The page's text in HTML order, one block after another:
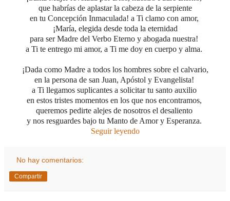
que habrías de aplastar la cabeza de la serpiente
en tu Concepción Inmaculada! a Ti clamo con amor,
¡María, elegida desde toda la eternidad
para ser Madre del Verbo Eterno y abogada nuestra!
a Ti te entrego mi amor, a Ti me doy en cuerpo y alma.
¡Dada como Madre a todos los hombres sobre el calvario,
en la persona de san Juan, Apóstol y Evangelista!
a Ti llegamos suplicantes a solicitar tu santo auxilio
en estos tristes momentos en los que nos encontramos,
queremos pedirte alejes de nosotros el desaliento
y nos resguardes bajo tu Manto de Amor y Esperanza.
Seguir leyendo
No hay comentarios:
Compartir